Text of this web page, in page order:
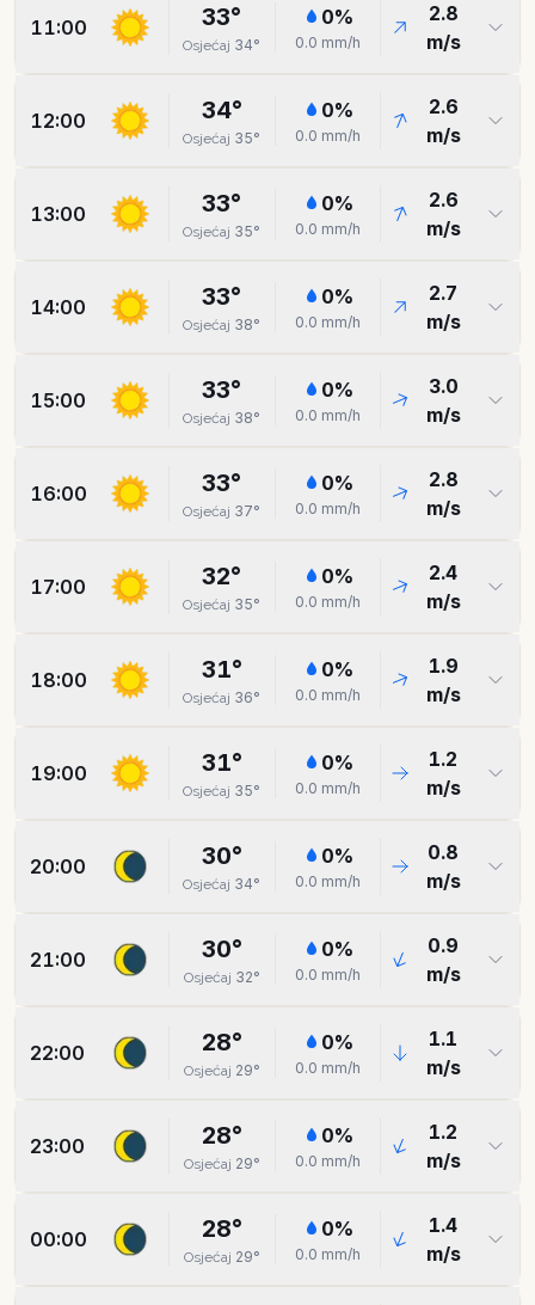
11:00 33°
Osjećaj 34°
0%
0.0 mm/h
2.8
m/s
12:00 34°
Osjećaj 35°
0%
0.0 mm/h
2.6
m/s
13:00 33°
Osjećaj 35°
0%
0.0 mm/h
2.6
m/s
14:00 33°
Osjećaj 38°
0%
0.0 mm/h
2.7
m/s
15:00 33°
Osjećaj 38°
0%
0.0 mm/h
3.0
m/s
16:00 33°
Osjećaj 37°
0%
0.0 mm/h
2.8
m/s
17:00 32°
Osjećaj 35°
0%
0.0 mm/h
2.4
m/s
18:00 31°
Osjećaj 36°
0%
0.0 mm/h
1.9
m/s
19:00 31°
Osjećaj 35°
0%
0.0 mm/h
1.2
m/s
20:00 30°
Osjećaj 34°
0%
0.0 mm/h
0.8
m/s
21:00 30°
Osjećaj 32°
0%
0.0 mm/h
0.9
m/s
22:00 28°
Osjećaj 29°
0%
0.0 mm/h
1.1
m/s
23:00 28°
Osjećaj 29°
0%
0.0 mm/h
1.2
m/s
00:00 28°
Osjećaj 29°
0%
0.0 mm/h
1.4
m/s